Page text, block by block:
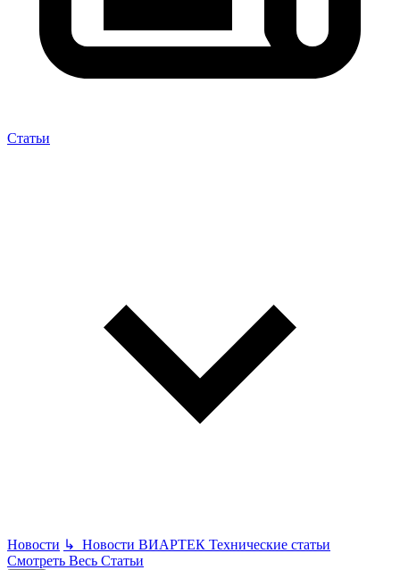
Статьи
Новости ↳ Новости ВИАРТЕК Технические статьи
Смотреть Весь Статьи